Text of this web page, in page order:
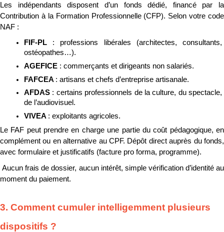
Les indépendants disposent d’un fonds dédié, financé par la
Contribution à la Formation Professionnelle (CFP). Selon votre code
NAF :
FIF-PL : professions libérales (architectes, consultants,
ostéopathes…).
AGEFICE : commerçants et dirigeants non salariés.
FAFCEA : artisans et chefs d’entreprise artisanale.
AFDAS : certains professionnels de la culture, du spectacle,
de l’audiovisuel.
VIVEA : exploitants agricoles.
Le FAF peut prendre en charge une partie du coût pédagogique, en
complément ou en alternative au CPF. Dépôt direct auprès du fonds,
avec formulaire et justificatifs (facture pro forma, programme).
Aucun frais de dossier, aucun intérêt, simple vérification d’identité au
moment du paiement.
3. Comment cumuler intelligemment plusieurs
dispositifs ?